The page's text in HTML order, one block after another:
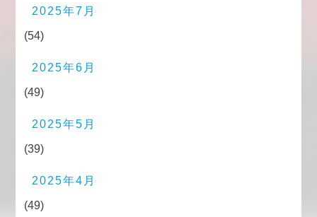
2025年7月
(54)
2025年6月
(49)
2025年5月
(39)
2025年4月
(49)